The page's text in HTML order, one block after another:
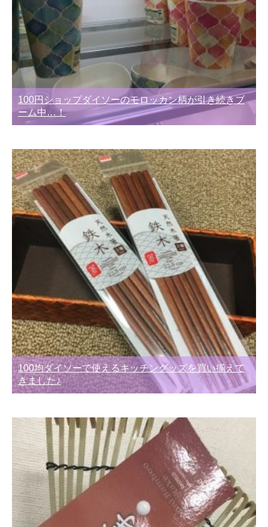
100円ショップダイソーのモロッカン柄が引き続きブ
ーム中…！
100均ダイソーで使えるキッチングッズを買い揃えて
きました♪